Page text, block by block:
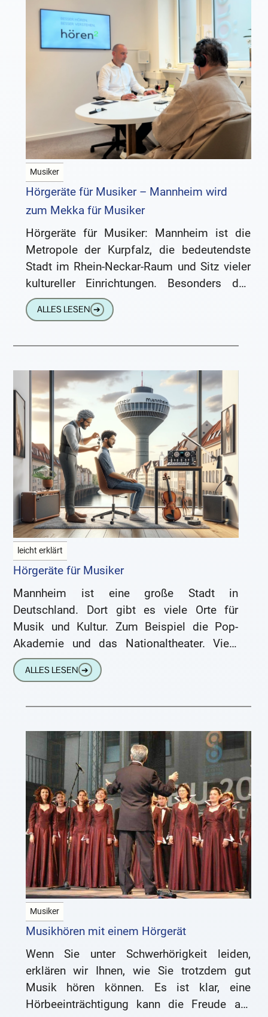
Musiker
Hörgeräte für Musiker – Mannheim wird
zum Mekka für Musiker
Hörgeräte für Musiker: Mannheim ist die
Metropole der Kurpfalz, die bedeutendste
Stadt im Rhein-Neckar-Raum und Sitz vieler
kultureller Einrichtungen. Besonders das
Thema Musik wird großgeschrieben.
Weltweit bekannt sind beispielsweise die
ALLES LESEN ➔
leicht erklärt
Hörgeräte für Musiker
Mannheim ist eine große Stadt in
Deutschland. Dort gibt es viele Orte für
Musik und Kultur. Zum Beispiel die Pop-
Akademie und das Nationaltheater. Viele
Musikerinnen und Musiker kommen nach
Mannheim.
ALLES LESEN ➔
Musiker
Musikhören mit einem Hörgerät
Wenn Sie unter Schwerhörigkeit leiden,
erklären wir Ihnen, wie Sie trotzdem gut
Musik hören können. Es ist klar, eine
Hörbeeinträchtigung kann die Freude am